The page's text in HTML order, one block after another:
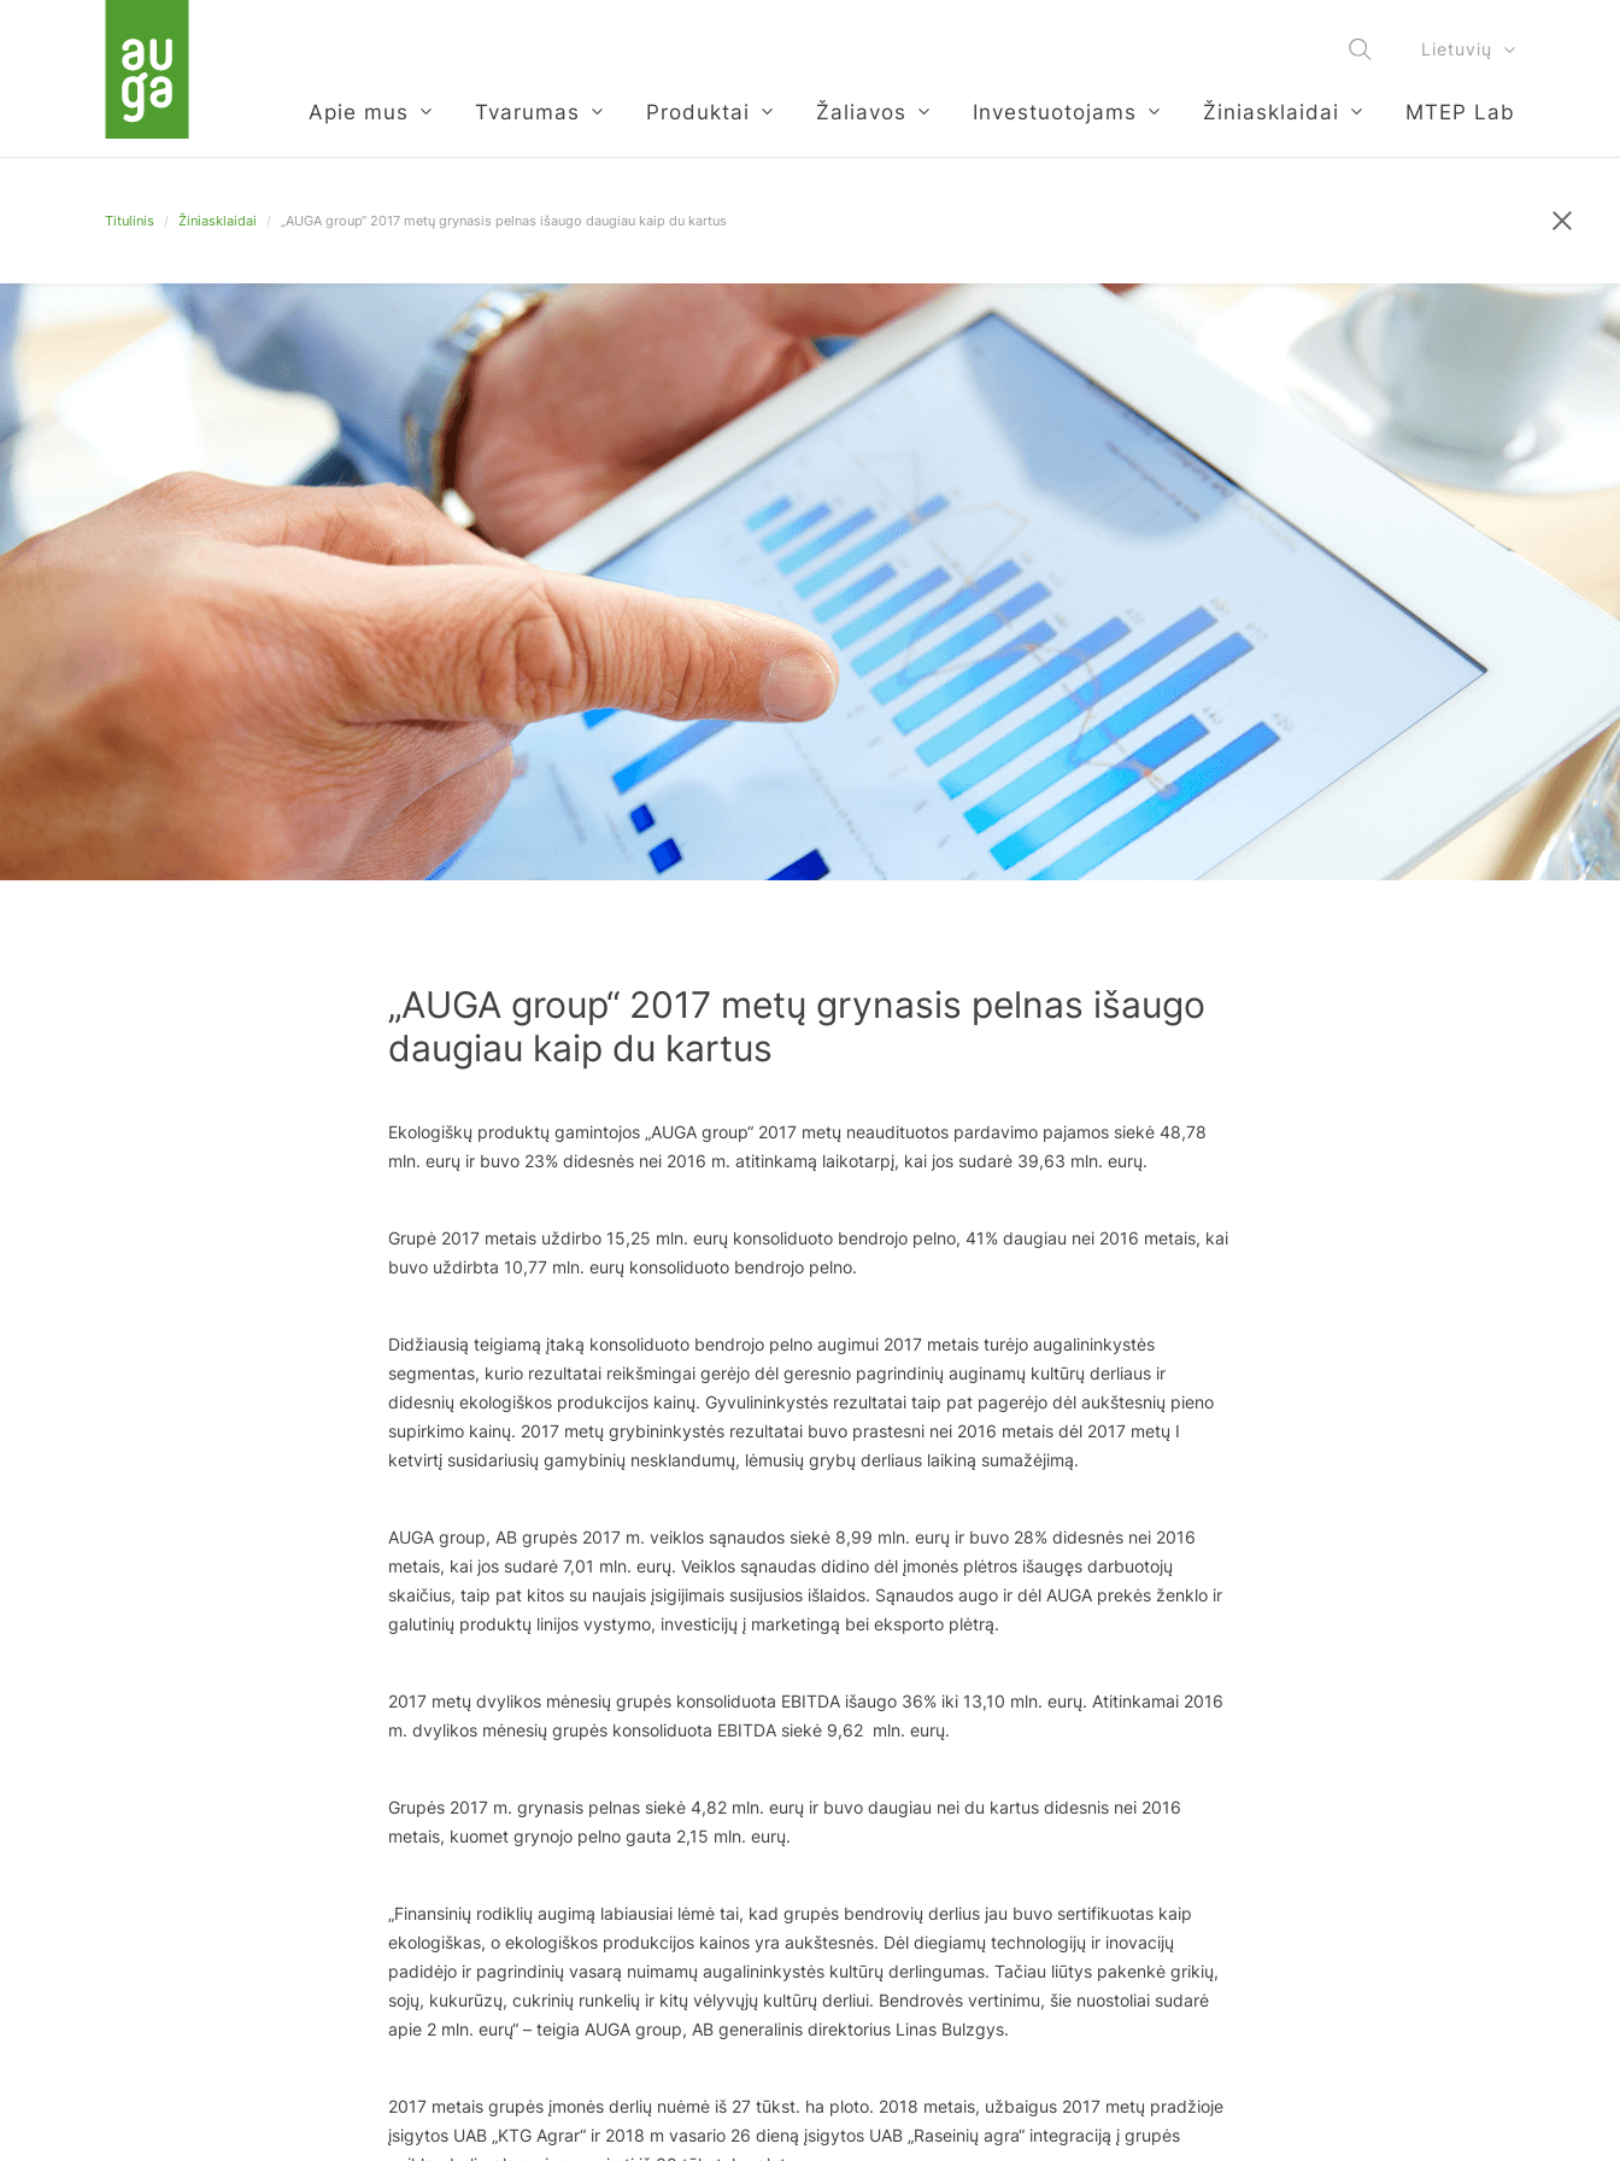
Lietuvių
Apie mus Tvarumas Produktai Žaliavos Investuotojams Žiniasklaidai MTEP Lab
Titulinis / Žiniasklaidai / „AUGA group“ 2017 metų grynasis pelnas išaugo daugiau kaip du kartus
„AUGA group“ 2017 metų grynasis pelnas išaugo
daugiau kaip du kartus
Ekologiškų produktų gamintojos „AUGA group“ 2017 metų neaudituotos pardavimo pajamos siekė 48,78
mln. eurų ir buvo 23% didesnės nei 2016 m. atitinkamą laikotarpį, kai jos sudarė 39,63 mln. eurų.
Grupė 2017 metais uždirbo 15,25 mln. eurų konsoliduoto bendrojo pelno, 41% daugiau nei 2016 metais, kai
buvo uždirbta 10,77 mln. eurų konsoliduoto bendrojo pelno.
Didžiausią teigiamą įtaką konsoliduoto bendrojo pelno augimui 2017 metais turėjo augalininkystės
segmentas, kurio rezultatai reikšmingai gerėjo dėl geresnio pagrindinių auginamų kultūrų derliaus ir
didesnių ekologiškos produkcijos kainų. Gyvulininkystės rezultatai taip pat pagerėjo dėl aukštesnių pieno
supirkimo kainų. 2017 metų grybininkystės rezultatai buvo prastesni nei 2016 metais dėl 2017 metų I
ketvirtį susidariusių gamybinių nesklandumų, lėmusių grybų derliaus laikiną sumažėjimą.
AUGA group, AB grupės 2017 m. veiklos sąnaudos siekė 8,99 mln. eurų ir buvo 28% didesnės nei 2016
metais, kai jos sudarė 7,01 mln. eurų. Veiklos sąnaudas didino dėl įmonės plėtros išaugęs darbuotojų
skaičius, taip pat kitos su naujais įsigijimais susijusios išlaidos. Sąnaudos augo ir dėl AUGA prekės ženklo ir
galutinių produktų linijos vystymo, investicijų į marketingą bei eksporto plėtrą.
2017 metų dvylikos mėnesių grupės konsoliduota EBITDA išaugo 36% iki 13,10 mln. eurų. Atitinkamai 2016
m. dvylikos mėnesių grupės konsoliduota EBITDA siekė 9,62 mln. eurų.
Grupės 2017 m. grynasis pelnas siekė 4,82 mln. eurų ir buvo daugiau nei du kartus didesnis nei 2016
metais, kuomet grynojo pelno gauta 2,15 mln. eurų.
„Finansinių rodiklių augimą labiausiai lėmė tai, kad grupės bendrovių derlius jau buvo sertifikuotas kaip
ekologiškas, o ekologiškos produkcijos kainos yra aukštesnės. Dėl diegiamų technologijų ir inovacijų
padidėjo ir pagrindinių vasarą nuimamų augalininkystės kultūrų derlingumas. Tačiau liūtys pakenkė grikių,
sojų, kukurūzų, cukrinių runkelių ir kitų vėlyvųjų kultūrų derliui. Bendrovės vertinimu, šie nuostoliai sudarė
apie 2 mln. eurų“ – teigia AUGA group, AB generalinis direktorius Linas Bulzgys.
2017 metais grupės įmonės derlių nuėmė iš 27 tūkst. ha ploto. 2018 metais, užbaigus 2017 metų pradžioje
įsigytos UAB „KTG Agrar“ ir 2018 m vasario 26 dieną įsigytos UAB „Raseinių agra“ integraciją į grupės